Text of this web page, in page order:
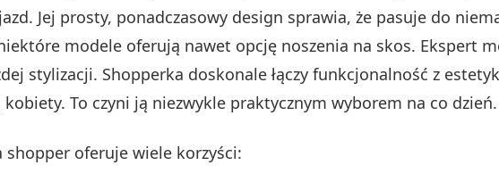
Jej prosty, ponadczasowy design sprawia, że pasuje do
modele oferują nawet opcję noszenia na skos. Ekspert
stylizacji. Shopperka doskonale łączy funkcjonalność z
kobiety. To czyni ją niezwykle praktycznym wyborem na co dzień.
oferuje wiele korzyści: